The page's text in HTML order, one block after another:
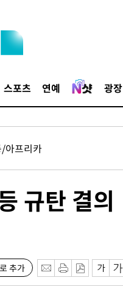
스포츠 연예 광장
아프리카
규탄 결의
추가